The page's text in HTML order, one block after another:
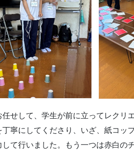
せして、学生が前に立ってレクリ
寧にしてくださり、いざ、紙コッ
て行いました。もう一つは赤白の